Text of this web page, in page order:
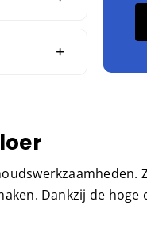
Dankzij de